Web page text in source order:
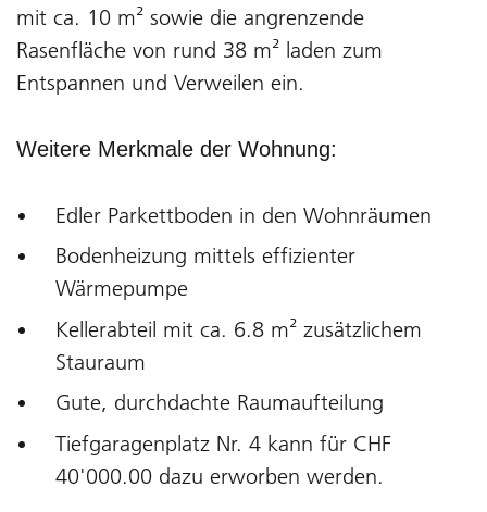
mit ca. 10 m² sowie die angrenzende
Rasenfläche von rund 38 m² laden zum
Entspannen und Verweilen ein.
Weitere Merkmale der Wohnung:
Edler Parkettboden in den Wohnräumen
Bodenheizung mittels effizienter
Wärmepumpe
Kellerabteil mit ca. 6.8 m² zusätzlichem
Stauraum
Gute, durchdachte Raumaufteilung
Tiefgaragenplatz Nr. 4 kann für CHF
40'000.00 dazu erworben werden.